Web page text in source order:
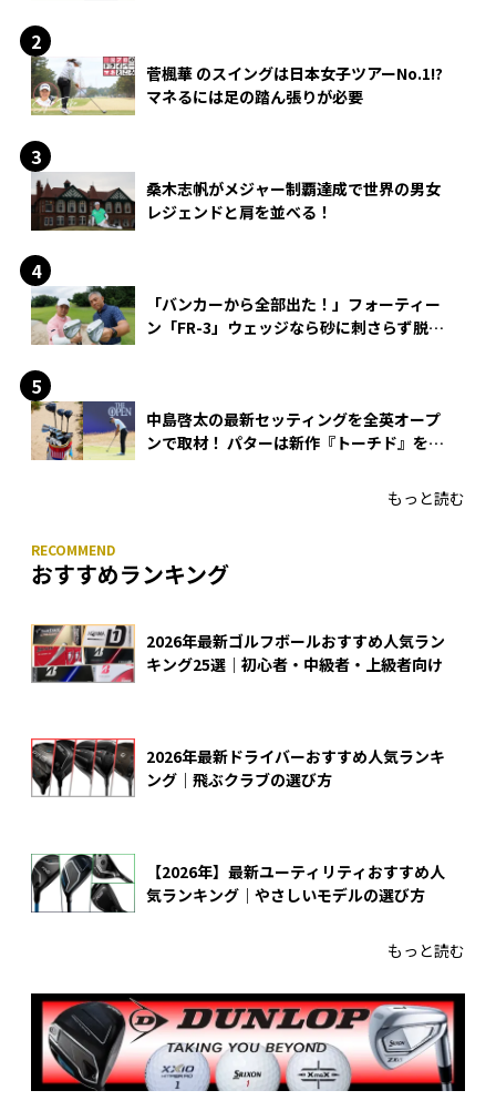
菅楓華 のスイングは日本女子ツアーNo.1!?
マネるには足の踏ん張りが必要
桑木志帆がメジャー制覇達成で世界の男女
レジェンドと肩を並べる！
「バンカーから全部出た！」フォーティー
ン「FR-3」ウェッジなら砂に刺さらず脱出
中島啓太の最新セッティングを全英オープ
ンで取材！ パターは新作『トーチド』を投
もっと読む
おすすめランキング
2026年最新ゴルフボールおすすめ人気ラン
キング25選｜初心者・中級者・上級者向け
2026年最新ドライバーおすすめ人気ランキ
ング｜飛ぶクラブの選び方
【2026年】最新ユーティリティおすすめ人
気ランキング｜やさしいモデルの選び方
もっと読む